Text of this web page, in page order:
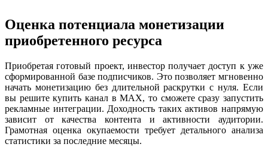
Оценка потенциала монетизации
приобретенного ресурса
Приобретая готовый проект, инвестор получает доступ к уже
сформированной базе подписчиков. Это позволяет мгновенно
начать монетизацию без длительной раскрутки с нуля. Если
вы решите купить канал в MAX, то сможете сразу запустить
рекламные интеграции. Доходность таких активов напрямую
зависит от качества контента и активности аудитории.
Грамотная оценка окупаемости требует детального анализа
статистики за последние месяцы.